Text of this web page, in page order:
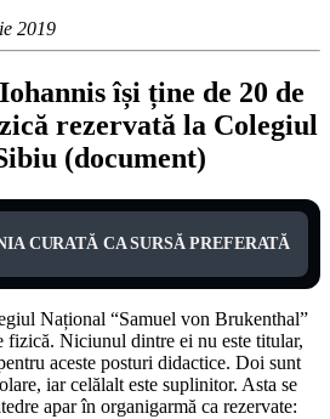
2019
își ține de 20 de
rezervată la Colegiul
(document)
CURATĂ CA SURSĂ PREFERATĂ
Național “Samuel von Brukenthal”
fizică. Niciunul dintre ei nu este titular,
aceste posturi didactice. Doi sunt
iar celălalt este suplinitor. Asta se
apar în organigarmă ca rezervate: